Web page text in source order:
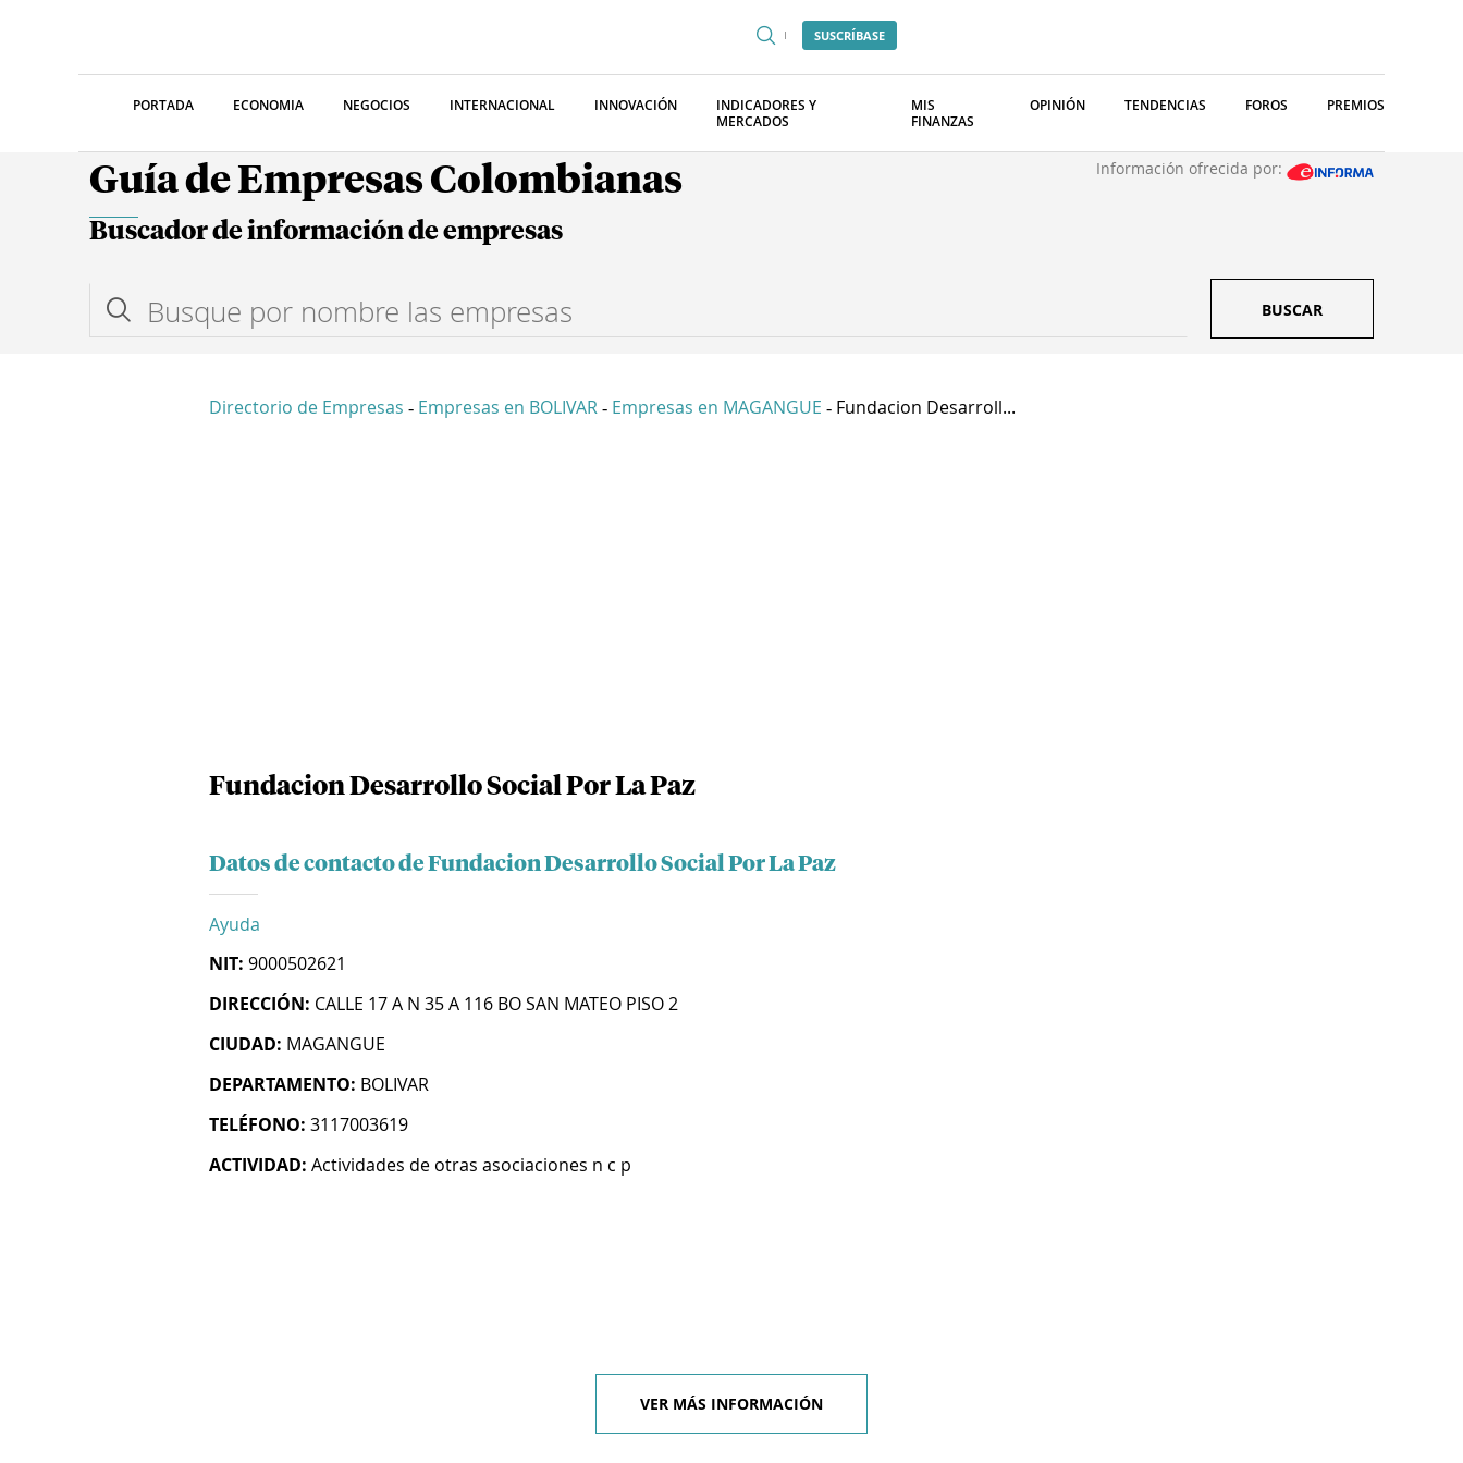
SUSCRÍBASE
PORTADA ECONOMIA NEGOCIOS INTERNACIONAL INNOVACIÓN
INDICADORES Y
MERCADOS
MIS
FINANZAS
OPINIÓN TENDENCIAS FOROS PREMIOS
Guía de Empresas Colombianas Información ofrecida por:
Buscador de información de empresas
BUSCAR
Directorio de Empresas - Empresas en BOLIVAR - Empresas en MAGANGUE - Fundacion Desarroll...
Fundacion Desarrollo Social Por La Paz
Datos de contacto de Fundacion Desarrollo Social Por La Paz
Ayuda
NIT: 9000502621
DIRECCIÓN: CALLE 17 A N 35 A 116 BO SAN MATEO PISO 2
CIUDAD: MAGANGUE
DEPARTAMENTO: BOLIVAR
TELÉFONO: 3117003619
ACTIVIDAD: Actividades de otras asociaciones n c p
VER MÁS INFORMACIÓN